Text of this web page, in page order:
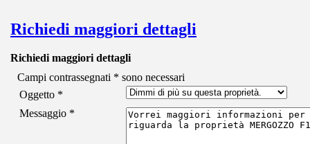
Richiedi maggiori dettagli
Richiedi maggiori dettagli
Campi contrassegnati * sono necessari
Oggetto *
Messaggio *